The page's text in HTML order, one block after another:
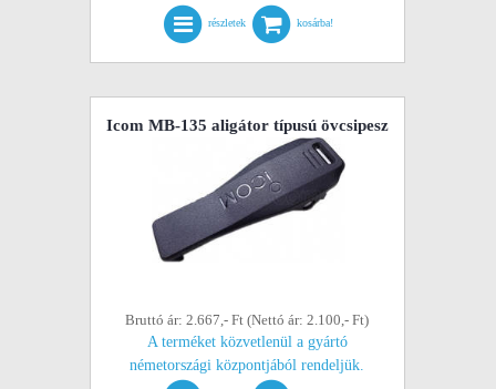
részletek kosárba!
Icom MB-135 aligátor típusú övcsipesz
Bruttó ár: 2.667,- Ft (Nettó ár: 2.100,- Ft)
A terméket közvetlenül a gyártó
németországi központjából rendeljük.